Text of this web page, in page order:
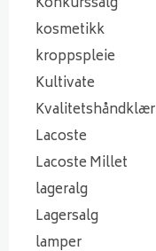
kosmetikk
kroppspleie
Kultivate
Kvalitetshåndklær
Lacoste
Lacoste Millet
lageralg
Lagersalg
lamper